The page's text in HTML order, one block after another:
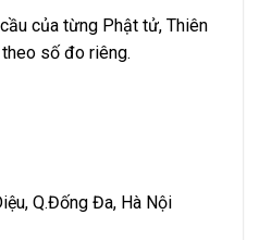
của từng Phật tử, Thiên
số đo riêng.
Q.Đống Đa, Hà Nội